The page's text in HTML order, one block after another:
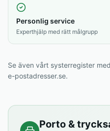
Personlig service
Experthjälp med rätt målgrupp
Se även vårt systerregister med
e-postadresser.se.
Porto &